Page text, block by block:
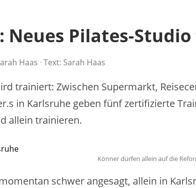
Neues Pilates-
Haas · Text: Sarah Haas
trainiert: Zwischen Supermarkt,
in Karlsruhe geben fünf zertifizierte
allein trainieren.
Könner dürfen allein auf die
schwer angesagt, allein in